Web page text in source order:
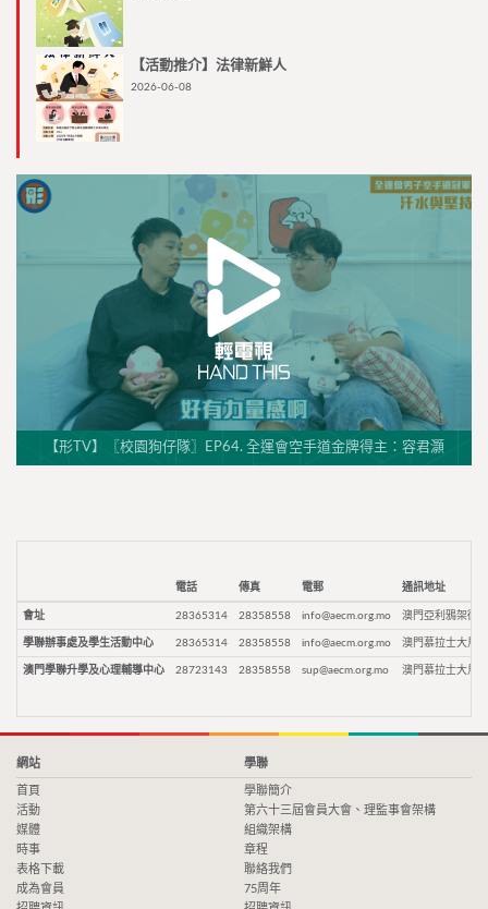
【活動推介】法律新鮮人
2026-06-08
【形TV】〖校園狗仔隊〗EP64. 全運會空手道金牌得主：容君灝
電話 傳真 電郵 通訊地址
會址 28365314 28358558 info@aecm.org.mo 澳門亞利鴉架街9
學聯辦事處及學生活動中心 28365314 28358558 info@aecm.org.mo 澳門慕拉士大馬
澳門學聯升學及心理輔導中心 28723143 28358558 sup@aecm.org.mo 澳門慕拉士大馬
網站
首頁
活動
媒體
時事
表格下載
成為會員
學聯
學聯簡介
第六十三屆會員大會、理監事會架構
組織架構
章程
聯絡我們
75周年